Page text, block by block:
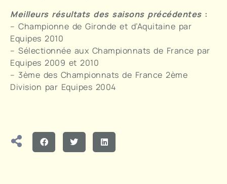
Meilleurs résultats des saisons précédentes :
– Championne de Gironde et d’Aquitaine par
Equipes 2010
– Sélectionnée aux Championnats de France par
Equipes 2009 et 2010
– 3ème des Championnats de France 2ème
Division par Equipes 2004